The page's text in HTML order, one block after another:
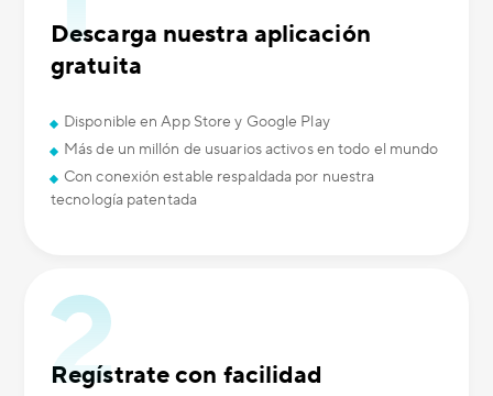
Descarga nuestra aplicación
gratuita
Disponible en App Store y Google Play
Más de un millón de usuarios activos en todo el mundo
Con conexión estable respaldada por nuestra
tecnología patentada
Regístrate con facilidad